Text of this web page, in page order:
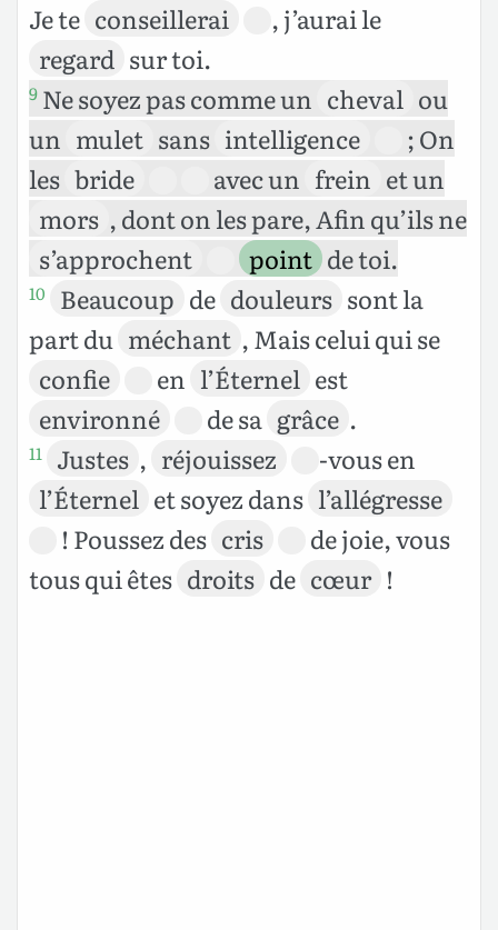
Je te conseillerai
, j’aurai le
regard sur toi.
9 Ne soyez pas comme un cheval ou
un mulet sans intelligence
; On
les bride avec un frein et un
mors , dont on les pare, Afin qu’ils ne
s’approchent
point de toi.
10 Beaucoup de douleurs sont la
part du méchant , Mais celui qui se
confie
en l’Éternel est
environné
de sa grâce .
11 Justes , réjouissez
-vous en
l’Éternel et soyez dans l’allégresse
! Poussez des cris
de joie, vous
tous qui êtes droits de cœur !